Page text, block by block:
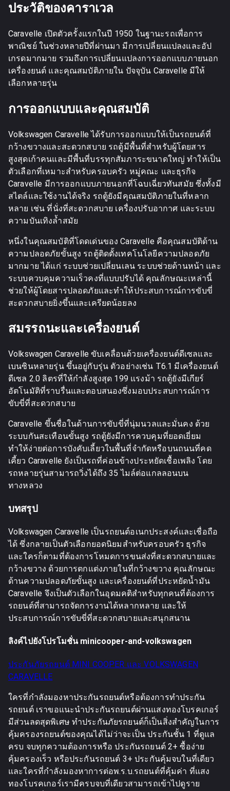
ประวัติของคาราเวล
Caravelle เปิดตัวครั้งแรกในปี 1950 ในฐานะรถเพื่อการ
พาณิชย์ ในช่วงหลายปีที่ผ่านมา มีการเปลี่ยนแปลงและอัป
เกรดมากมาย รวมถึงการเปลี่ยนแปลงการออกแบบภายนอก
เครื่องยนต์ และคุณสมบัติภายใน ปัจจุบัน Caravelle มีให้
เลือกหลายรุ่น
การออกแบบและคุณสมบัติ
Volkswagen Caravelle ได้รับการออกแบบให้เป็นรถยนต์ที่
กว้างขวางและสะดวกสบาย รถตู้มีพื้นที่สำหรับผู้โดยสาร
สูงสุดเก้าคนและมีพื้นที่บรรทุกสัมภาระขนาดใหญ่ ทำให้เป็น
ตัวเลือกที่เหมาะสำหรับครอบครัว หมู่คณะ และธุรกิจ
Caravelle มีการออกแบบภายนอกที่โฉบเฉี่ยวทันสมัย ซึ่งทั้งมี
สไตล์และใช้งานได้จริง รถตู้ยังมีคุณสมบัติภายในที่หลาก
หลาย เช่น ที่นั่งที่สะดวกสบาย เครื่องปรับอากาศ และระบบ
ความบันเทิงล้ำสมัย
หนึ่งในคุณสมบัติที่โดดเด่นของ Caravelle คือคุณสมบัติด้าน
ความปลอดภัยขั้นสูง รถตู้ติดตั้งเทคโนโลยีความปลอดภัย
มากมาย ได้แก่ ระบบช่วยเปลี่ยนเลน ระบบช่วยด้านหน้า และ
ระบบควบคุมความเร็วคงที่แบบปรับได้ คุณลักษณะเหล่านี้
ช่วยให้ผู้โดยสารปลอดภัยและทำให้ประสบการณ์การขับขี่
สะดวกสบายยิ่งขึ้นและเครียดน้อยลง
สมรรถนะและเครื่องยนต์
Volkswagen Caravelle ขับเคลื่อนด้วยเครื่องยนต์ดีเซลและ
เบนซินหลายรุ่น ขึ้นอยู่กับรุ่น ตัวอย่างเช่น T6.1 มีเครื่องยนต์
ดีเซล 2.0 ลิตรที่ให้กำลังสูงสุด 199 แรงม้า รถตู้ยังมีเกียร์
อัตโนมัติที่ราบรื่นและตอบสนองซึ่งมอบประสบการณ์การ
ขับขี่ที่สะดวกสบาย
Caravelle ขึ้นชื่อในด้านการขับขี่ที่นุ่มนวลและมั่นคง ด้วย
ระบบกันสะเทือนขั้นสูง รถตู้ยังมีการควบคุมที่ยอดเยี่ยม
ทำให้ง่ายต่อการบังคับเลี้ยวในพื้นที่จำกัดหรือบนถนนที่คด
เคี้ยว Caravelle ยังเป็นรถที่ค่อนข้างประหยัดเชื้อเพลิง โดย
รถหลายรุ่นสามารถวิ่งได้ถึง 35 ไมล์ต่อแกลลอนบน
ทางหลวง
บทสรุป
Volkswagen Caravelle เป็นรถยนต์อเนกประสงค์และเชื่อถือ
ได้ ซึ่งกลายเป็นตัวเลือกยอดนิยมสำหรับครอบครัว ธุรกิจ
และใครก็ตามที่ต้องการโหมดการขนส่งที่สะดวกสบายและ
กว้างขวาง ด้วยการตกแต่งภายในที่กว้างขวาง คุณลักษณะ
ด้านความปลอดภัยขั้นสูง และเครื่องยนต์ที่ประหยัดน้ำมัน
Caravelle จึงเป็นตัวเลือกในอุดมคติสำหรับทุกคนที่ต้องการ
รถยนต์ที่สามารถจัดการงานได้หลากหลาย และให้
ประสบการณ์การขับขี่ที่สะดวกสบายและสนุกสนาน
ลิงค์ไปยังโปรโมชั่น minicooper-and-volkswagen
ประกันภัยรถยนต์ MINI COOPER และ VOLKSWAGEN
CARAVELLE
ใครที่กำลังมองหาประกันรถยนต์หรือต้องการทำประกัน
รถยนต์ เราขอแนะนำประกันรถยนต์ผ่านแสงทองโบรคเกอร์
มีส่วนลดสุดพิเศษ ทำประกันภัยรถยนต์ก็เป็นสิ่งสำคัญในการ
คุ้มครองรถยนต์ของคุณได้ไม่ว่าจะเป็น ประกันชั้น 1 ที่ดูแล
ครบ จบทุกความต้องการหรือ ประกันรถยนต์ 2+ ซื้อง่าย
คุ้มครองเร็ว หรือประกันรถยนต์ 3+ ประกันคุ้มจบในที่เดียว
และใครที่กำลังมองหาการต่อพ.ร.บ.รถยนต์ที่คุ้มค่า ที่แสง
ทองโบรคเกอร์เรามีครบจบที่เดียวสามารถเข้าไปดูราย